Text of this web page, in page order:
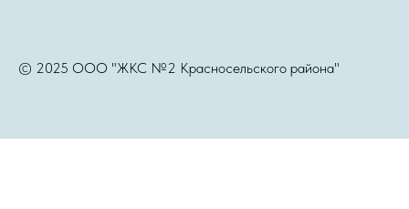
© 2025 ООО "ЖКС №2 Красносельского района"